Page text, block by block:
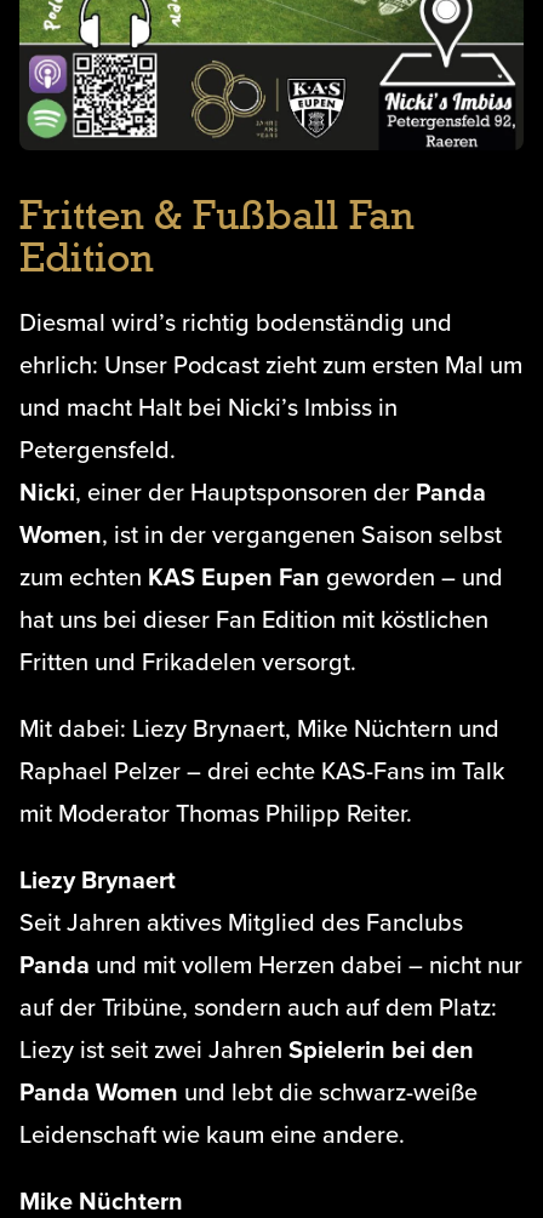
Fritten & Fußball Fan
Edition
Diesmal wird’s richtig bodenständig und
ehrlich: Unser Podcast zieht zum ersten Mal um
und macht Halt bei Nicki’s Imbiss in
Petergensfeld.
Nicki, einer der Hauptsponsoren der Panda
Women, ist in der vergangenen Saison selbst
zum echten KAS Eupen Fan geworden – und
hat uns bei dieser Fan Edition mit köstlichen
Fritten und Frikadelen versorgt.
Mit dabei: Liezy Brynaert, Mike Nüchtern und
Raphael Pelzer – drei echte KAS-Fans im Talk
mit Moderator Thomas Philipp Reiter.
Liezy Brynaert
Seit Jahren aktives Mitglied des Fanclubs
Panda und mit vollem Herzen dabei – nicht nur
auf der Tribüne, sondern auch auf dem Platz:
Liezy ist seit zwei Jahren Spielerin bei den
Panda Women und lebt die schwarz-weiße
Leidenschaft wie kaum eine andere.
Mike Nüchtern